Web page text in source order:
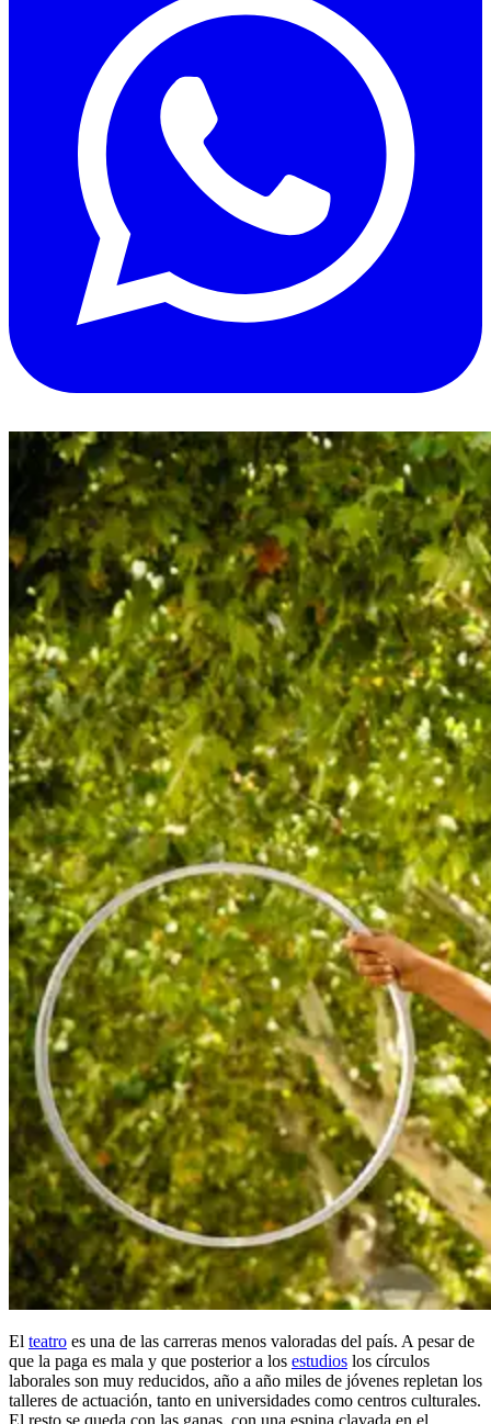
El teatro es una de las carreras menos valoradas del país. A pesar de
que la paga es mala y que posterior a los estudios los círculos
laborales son muy reducidos, año a año miles de jóvenes repletan los
talleres de actuación, tanto en universidades como centros culturales.
El resto se queda con las ganas, con una espina clavada en el